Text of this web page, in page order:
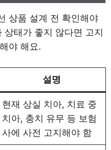
상품 설계 전 확인해야
상태가 좋지 않다면 고지
야 해요.
설명
현재 상실 치아, 치료 중
치아, 충치 유무 등 보험
사에 사전 고지해야 함